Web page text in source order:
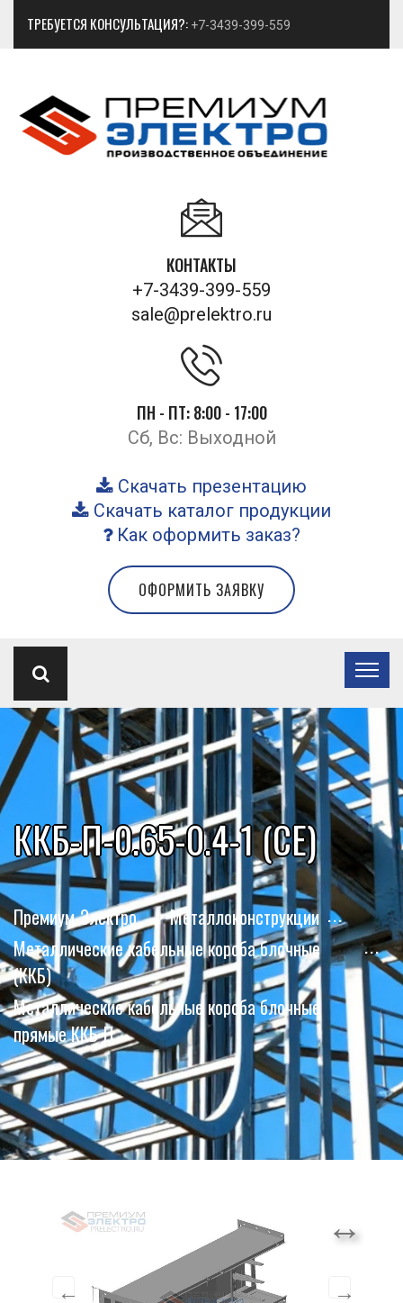
ТРЕБУЕТСЯ КОНСУЛЬТАЦИЯ?: +7-3439-399-559
КОНТАКТЫ
+7-3439-399-559
sale@prelektro.ru
ПН - ПТ: 8:00 - 17:00
Сб, Вс: Выходной
Скачать презентацию
Скачать каталог продукции
Как оформить заказ?
ОФОРМИТЬ ЗАЯВКУ
ККБ-П-0.65-0.4-1 (СЕ)
Премиум-Электро
Металлоконструкции
Металлические кабельные короба блочные
(ККБ)
Металлические кабельные короба блочные
прямые ККБ-П